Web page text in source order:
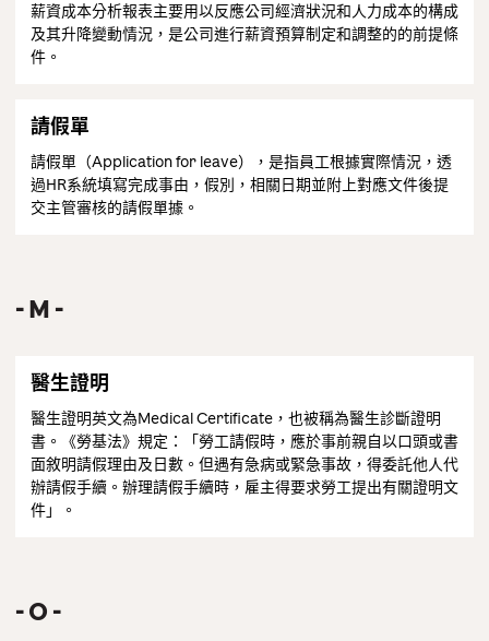
薪資成本分析報表主要用以反應公司經濟狀況和人力成本的構成
及其升降變動情況，是公司進行薪資預算制定和調整的的前提條
件。
請假單
請假單（Application for leave），是指員工根據實際情況，透
過HR系統填寫完成事由，假別，相關日期並附上對應文件後提
交主管審核的請假單據。
M
醫生證明
醫生證明英文為Medical Certificate，也被稱為醫生診斷證明
書。《勞基法》規定：「勞工請假時，應於事前親自以口頭或書
面敘明請假理由及日數。但遇有急病或緊急事故，得委託他人代
辦請假手續。辦理請假手續時，雇主得要求勞工提出有關證明文
件」。
O